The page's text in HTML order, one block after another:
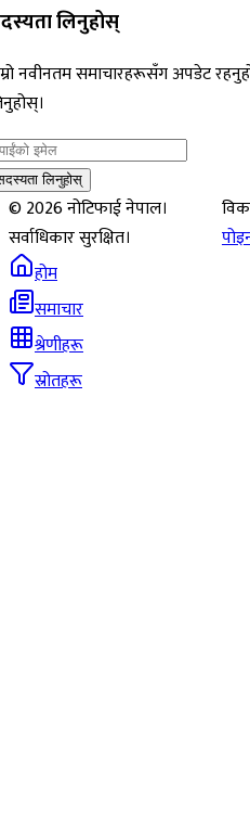
लिनुहोस्
नवीनतम समाचारहरूसँग अपडेट
लिनुहोस्
©2026नोटिफाई नेपाल।
सर्वाधिकार सुरक्षित।
होम
समाचार
श्रेणीहरू
स्रोतहरू